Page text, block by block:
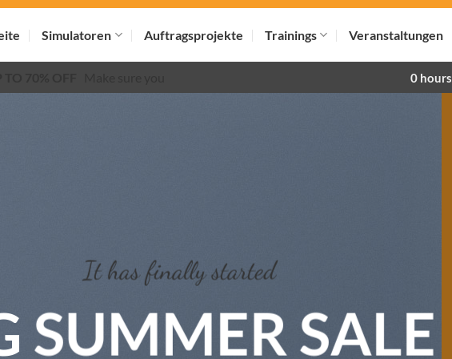
Simulatoren Auftragsprojekte Trainings Veranstaltungen
0 hours
It has finally started
SUMMER SALE